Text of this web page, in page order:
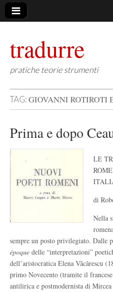
tradurre
pratiche teorie strumenti
TAG:GIOVANNI ROTIROTI
Prima e dopo
LE
di
Nella
sempre un posto privilegiato. Dalle
époque delle “interpretazioni”
dell’aristocratica Elena Văcărescu
primo Novecento (tramite il
antilirica e postmodernista di